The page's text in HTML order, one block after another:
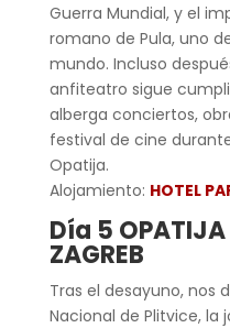
Guerra Mundial, y el
romano de Pula, uno
mundo. Incluso
anfiteatro sigue
alberga conciertos,
festival de cine
Opatija.
Alojamiento: HOTEL
Día 5 OPATIJA
ZAGREB
Tras el desayuno, nos
Nacional de Plitvice,